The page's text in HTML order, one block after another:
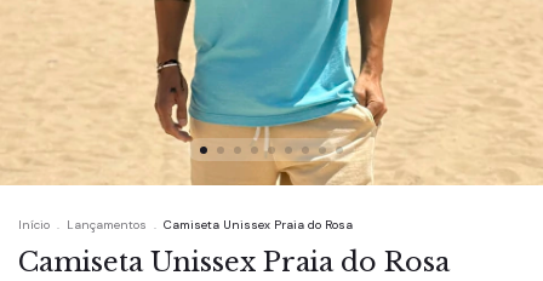
Início . Lançamentos . Camiseta Unissex Praia do Rosa
Camiseta Unissex Praia do Rosa